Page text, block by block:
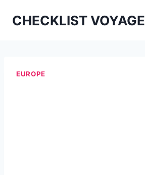
CHECKLIST VOYAGE
EUROPE